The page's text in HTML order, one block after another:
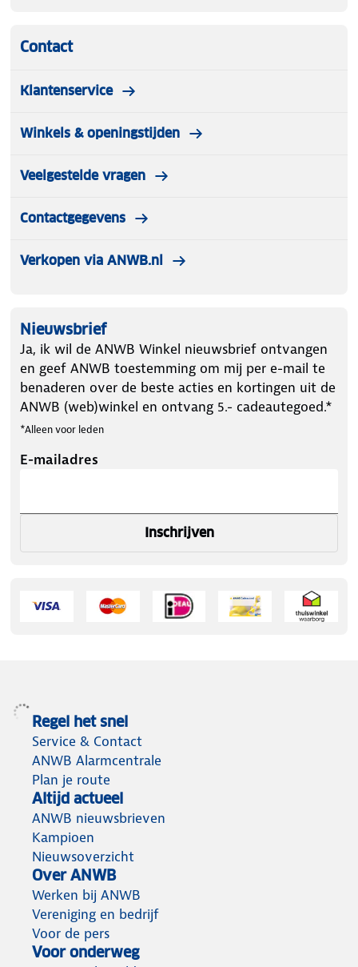
Contact
Klantenservice
Winkels & openingstijden
Veelgestelde vragen
Contactgegevens
Verkopen via ANWB.nl
Nieuwsbrief
Ja, ik wil de ANWB Winkel nieuwsbrief ontvangen
en geef ANWB toestemming om mij per e-mail te
benaderen over de beste acties en kortingen uit de
ANWB (web)winkel en ontvang 5.- cadeautegoed.*
*Alleen voor leden
E-mailadres
Inschrijven
Regel het snel
Service & Contact
ANWB Alarmcentrale
Plan je route
Altijd actueel
ANWB nieuwsbrieven
Kampioen
Nieuwsoverzicht
Over ANWB
Werken bij ANWB
Vereniging en bedrijf
Voor de pers
Voor onderweg